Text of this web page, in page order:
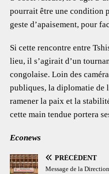
pourrait être une condition
geste d’apaisement, pour
Si cette rencontre entre
lieu, il s’agirait d’un
congolaise. Loin des
publiques, la diplomatie de
ramener la paix et la
cette main tendue portera
Econews
PRÉCÉDENT
Message de la